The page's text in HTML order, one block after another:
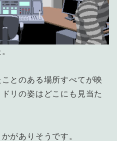
とのある場所すべてが映
リの姿はどこにも見当た
がありそうです。